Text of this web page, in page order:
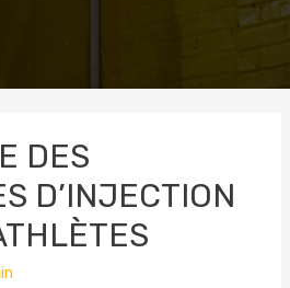
DES
D’INJECTION